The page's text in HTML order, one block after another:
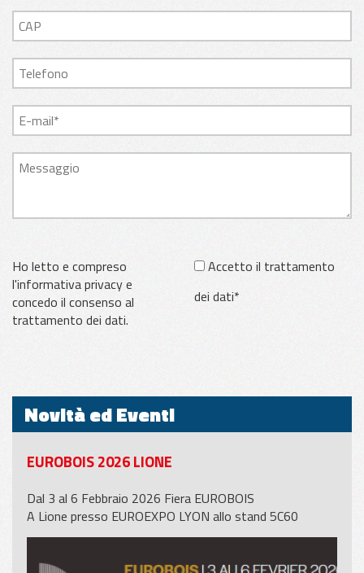
Ho letto e compreso
l'informativa privacy e
concedo il consenso al
trattamento dei dati.
Accetto il trattamento
dei dati*
Novità ed Eventi
EUROBOIS 2026 LIONE
Dal 3 al 6 Febbraio 2026 Fiera EUROBOIS
A Lione presso EUROEXPO LYON allo stand 5C60